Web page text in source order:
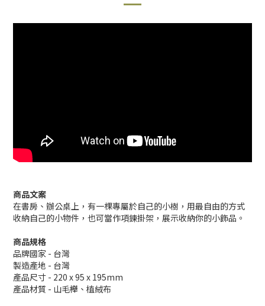
商品文案
在書房、辦公桌上，有一棵專屬於自己的小樹，用最自由的方式
收納自己的小物件，也可當作項鍊掛架，展示收納你的小飾品。
商品規格
品牌國家 - 台灣
製造產地 - 台灣
產品尺寸 - 220 x 95 x 195mm
產品材質 - 山毛櫸、植絨布